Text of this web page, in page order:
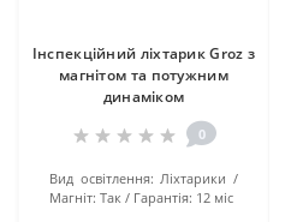
Інспекційний ліхтарик Groz з
магнітом та потужним
динаміком
0
Вид освітлення: Ліхтарики
Магніт: Так Гарантія: 12 міс